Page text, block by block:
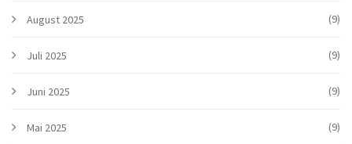
August 2025 (9)
Juli 2025 (9)
Juni 2025 (9)
Mai 2025 (9)